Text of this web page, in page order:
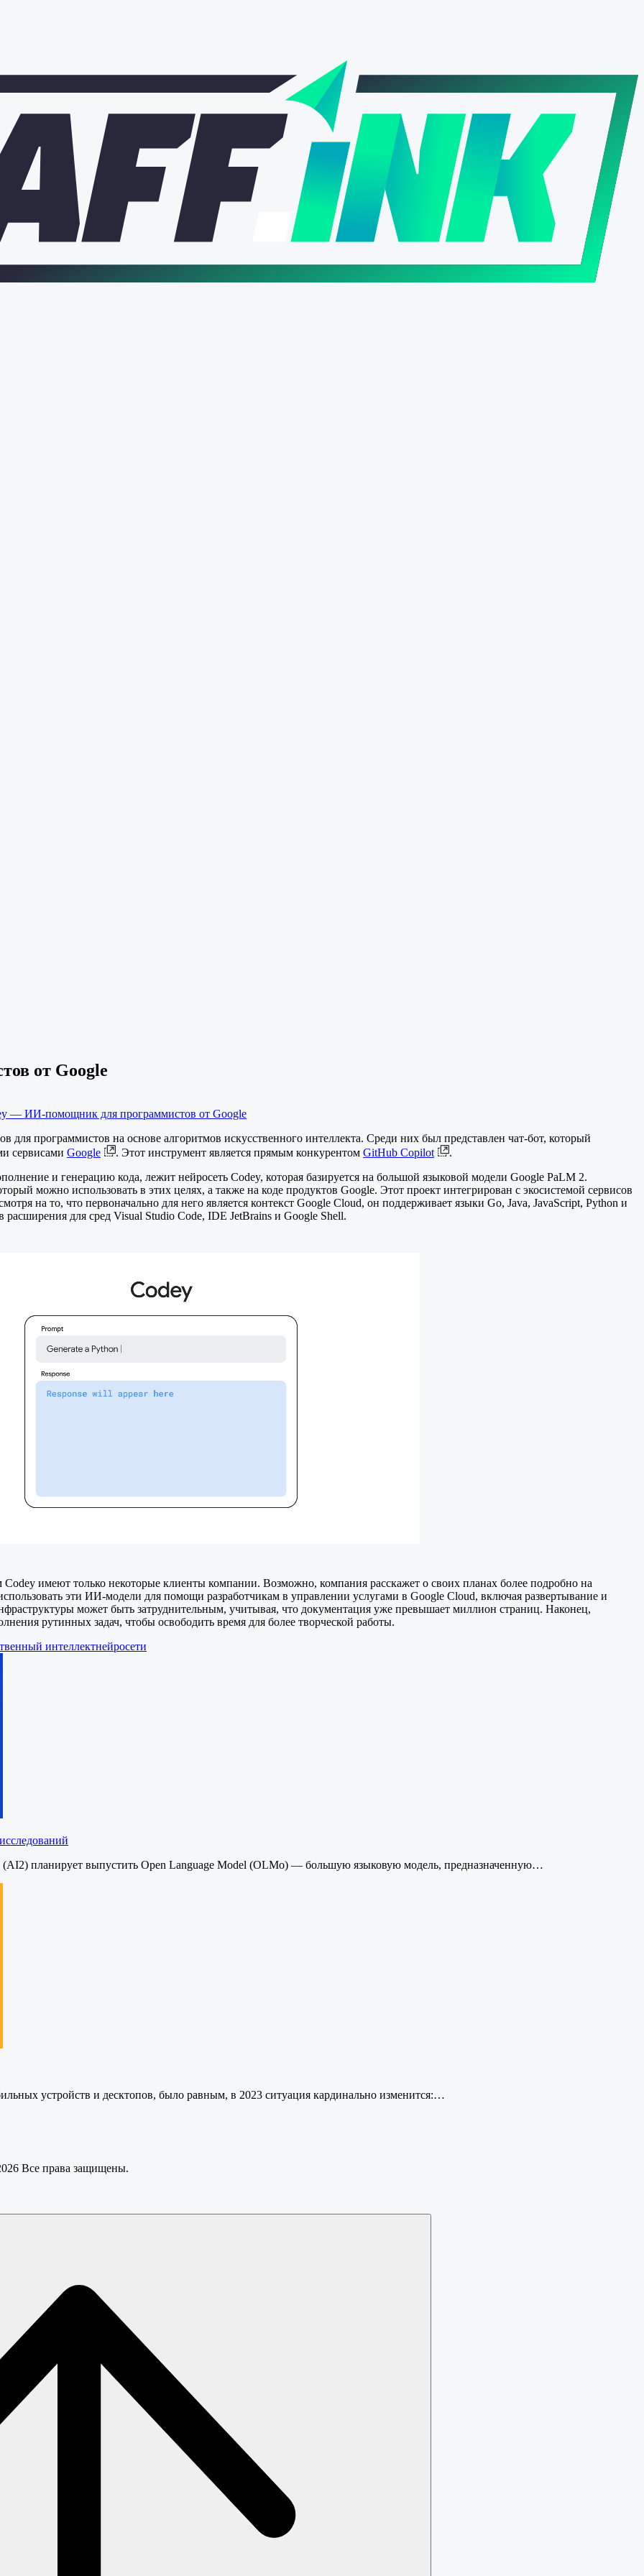
от Google
— ИИ-помощник для программистов от Google
программистов на основе алгоритмов искусственного интеллекта. Среди них был представлен чат-бот, который
сервисами Google . Этот инструмент является прямым конкурентом GitHub Copilot
.
и генерацию кода, лежит нейросеть Codey, которая базируется на большой языковой модели Google PaLM 2.
можно использовать в этих целях, а также на коде продуктов Google. Этот проект интегрирован с экосистемой сервисов
на то, что первоначально для него является контекст Google Cloud, он поддерживает языки Go, Java, JavaScript, Python и
для сред Visual Studio Code, IDE JetBrains и Google Shell.
имеют только некоторые клиенты компании. Возможно, компания расскажет о своих планах более подробно на
эти ИИ-модели для помощи разработчикам в управлении услугами в Google Cloud, включая развертывание и
может быть затруднительным, учитывая, что документация уже превышает миллион страниц. Наконец,
рутинных задач, чтобы освободить время для более творческой работы.
интеллектнейросети
(AI2) планирует выпустить Open Language Model (OLMo) — большую языковую модель, предназначенную…
устройств и десктопов, было равным, в 2023 ситуация кардинально изменится:…
Все права защищены.